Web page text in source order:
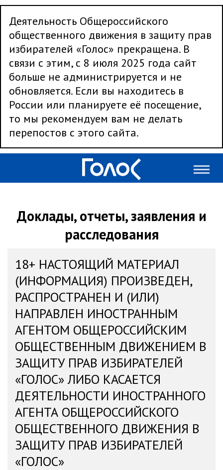
Деятельность Общероссийского
общественного движения в защиту прав
избирателей «Голос» прекращена. В
связи с этим, с 8 июля 2025 года сайт
больше не администрируется и не
обновляется. Если вы находитесь в
России или планируете её посещение,
то мы рекомендуем вам не делать
перепостов с этого сайта.
Доклады, отчеты, заявления и
расследования
18+ НАСТОЯЩИЙ МАТЕРИАЛ
(ИНФОРМАЦИЯ) ПРОИЗВЕДЕН,
РАСПРОСТРАНЕН И (ИЛИ)
НАПРАВЛЕН ИНОСТРАННЫМ
АГЕНТОМ ОБЩЕРОССИЙСКИМ
ОБЩЕСТВЕННЫМ ДВИЖЕНИЕМ В
ЗАЩИТУ ПРАВ ИЗБИРАТЕЛЕЙ
«ГОЛОС» ЛИБО КАСАЕТСЯ
ДЕЯТЕЛЬНОСТИ ИНОСТРАННОГО
АГЕНТА ОБЩЕРОССИЙСКОГО
ОБЩЕСТВЕННОГО ДВИЖЕНИЯ В
ЗАЩИТУ ПРАВ ИЗБИРАТЕЛЕЙ
«ГОЛОС»